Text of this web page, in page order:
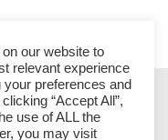
SÃO PAULO
our website to
relevant experience
preferences and
“Accept All”,
use of ALL the
you may visit